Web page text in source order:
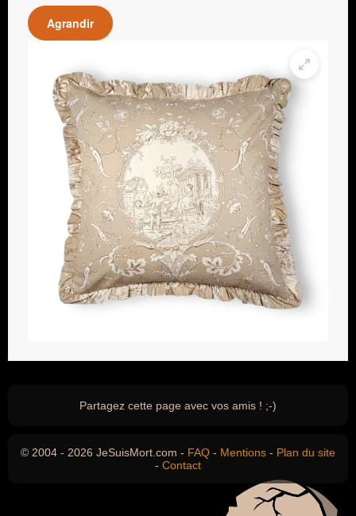
Agrandir
Partagez cette page avec vos amis ! ;-)
© 2004 - 2026 JeSuisMort.com - FAQ - Mentions - Plan du site
- Contact